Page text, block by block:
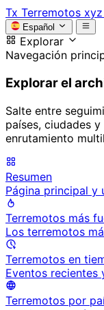
Tx Terremotos xyz
Español
Explorar
Navegación
Explorar el
Salte entre
países, ciudades
enrutamiento
Resumen
Página principal y
Terremotos más
Los terremotos
Terremotos en
Eventos recientes
Terremotos por